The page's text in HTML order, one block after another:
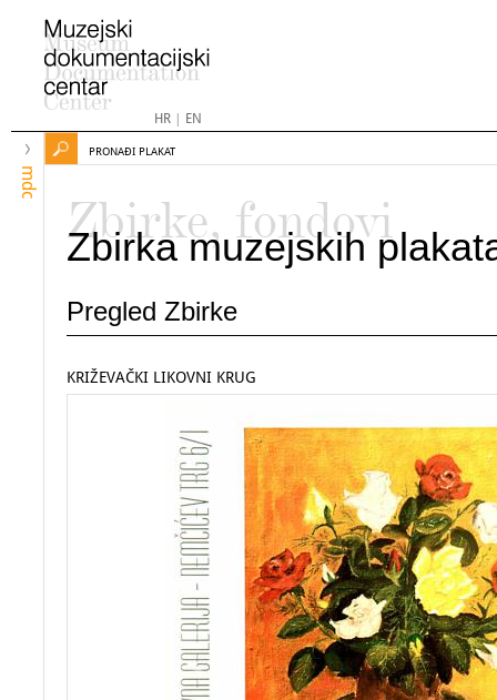
HR| EN
mdc
PRONAĐI PLAKAT
Zbirke, fondovi
Zbirka muzejskih
Pregled Zbirke
KRIŽEVAČKI LIKOVNI KRUG